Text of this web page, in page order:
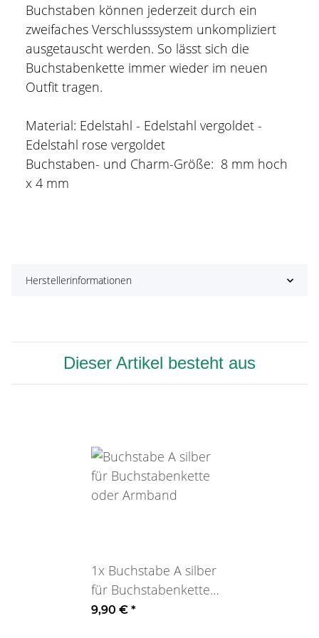
Buchstaben können jederzeit durch ein
zweifaches Verschlusssystem unkompliziert
ausgetauscht werden. So lässt sich die
Buchstabenkette immer wieder im neuen
Outfit tragen.
Material: Edelstahl - Edelstahl vergoldet -
Edelstahl rose vergoldet
Buchstaben- und Charm-Größe: 8 mm hoch
x 4 mm
Herstellerinformationen
Dieser Artikel besteht aus
1x Buchstabe A silber
für Buchstabenkette
oder Armband
9,90 € *